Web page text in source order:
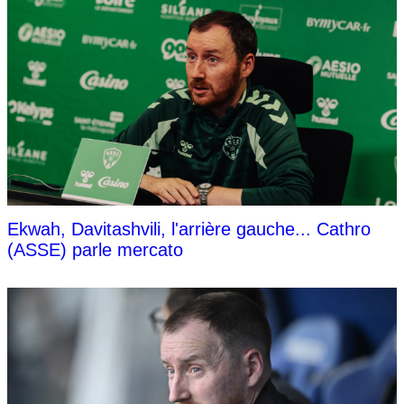
Ekwah, Davitashvili, l'arrière gauche... Cathro
(ASSE) parle mercato